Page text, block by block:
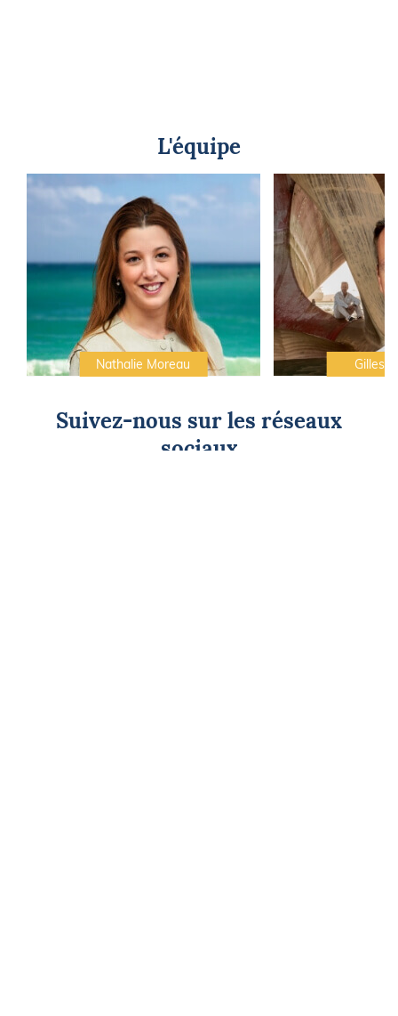
L'équipe
Nathalie Moreau Gilles
Suivez-nous sur les réseaux
sociaux